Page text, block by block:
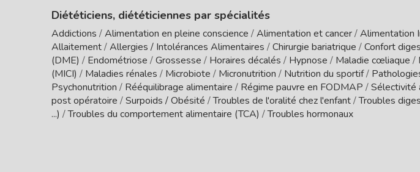
Diététiciens, diététiciennes par spécialités
Addictions /Alimentation en pleine conscience /Alimentation et cancer/Alimentation
Allaitement/Allergies / Intolérances Alimentaires /Chirurgie bariatrique /Confort
(DME) / Endométriose /Grossesse / Horaires décalés / Hypnose / Maladie cœliaque /
(MICI) / Maladies rénales / Microbiote / Micronutrition / Nutrition du sportif/
Psychonutrition / Rééquilibrage alimentaire / Régime pauvre en FODMAP /Sélectivité
post opératoire /Surpoids / Obésité /Troubles de l'oralité chez l'enfant/Troubles
...) /Troubles du comportement alimentaire (TCA) /Troubles hormonaux